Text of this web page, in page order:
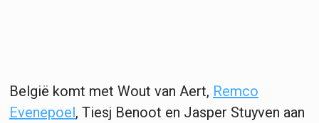
België komt met Wout van Aert, Remco
Evenepoel, Tiesj Benoot en Jasper Stuyven aan